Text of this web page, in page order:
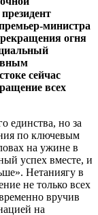
министра
огня
сейчас
всех
единства, но за
по ключевым
на ужине в
успех вместе, и
Нетаниягу в
не только всех
вручив
на